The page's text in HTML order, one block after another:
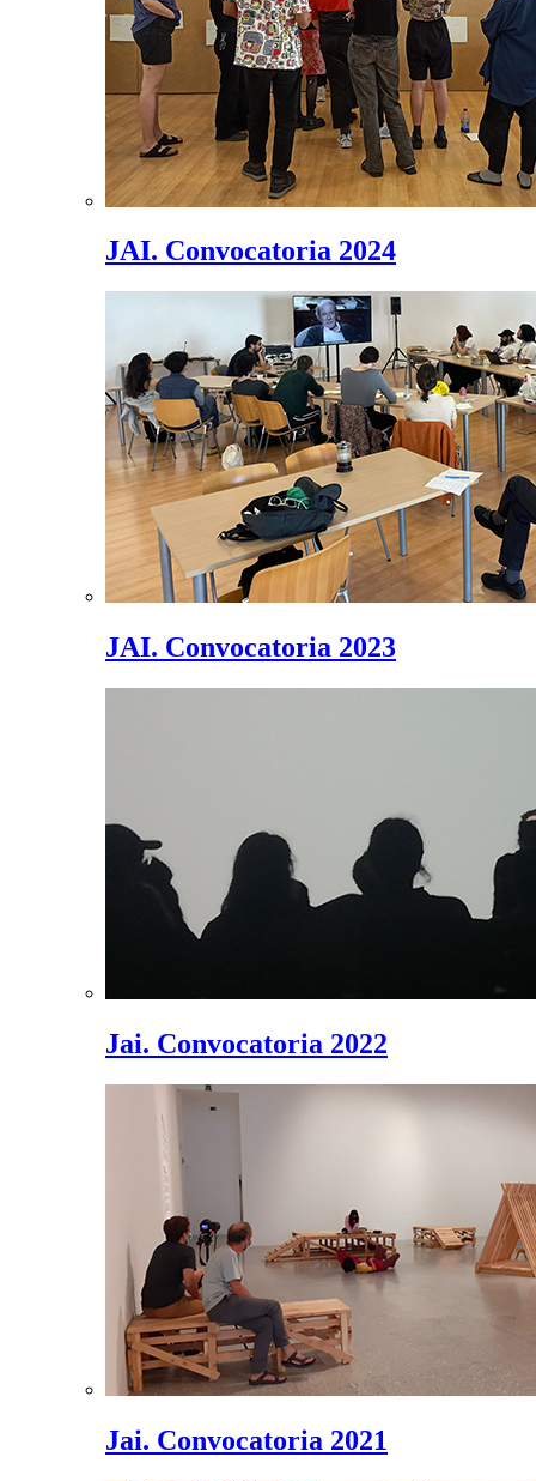
JAI. Convocatoria 2024
JAI. Convocatoria 2023
Jai. Convocatoria 2022
Jai. Convocatoria 2021